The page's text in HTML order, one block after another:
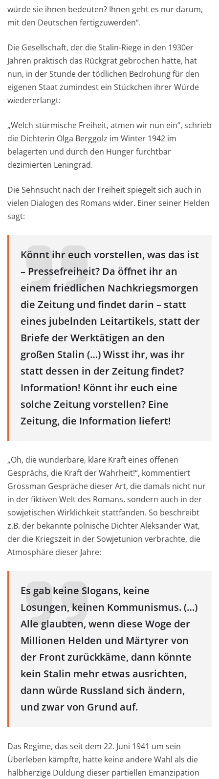
würde sie ihnen bedeuten? Ihnen geht es nur darum,
mit den Deutschen fertigzuwerden“.
Die Gesellschaft, der die Stalin-Riege in den 1930er
Jahren praktisch das Rückgrat gebrochen hatte, hat
nun, in der Stunde der tödlichen Bedrohung für den
eigenen Staat zumindest ein Stückchen ihrer Würde
wiedererlangt:
„Welch stürmische Freiheit, atmen wir nun ein“, schrieb
die Dichterin Olga Berggolz im Winter 1942 im
belagerten und durch den Hunger furchtbar
dezimierten Leningrad.
Die Sehnsucht nach der Freiheit spiegelt sich auch in
vielen Dialogen des Romans wider. Einer seiner Helden
sagt:
Könnt ihr euch vorstellen, was das ist
– Pressefreiheit? Da öffnet ihr an
einem friedlichen Nachkriegsmorgen
die Zeitung und findet darin – statt
eines jubelnden Leitartikels, statt der
Briefe der Werktätigen an den
großen Stalin (…) Wisst ihr, was ihr
statt dessen in der Zeitung findet?
Information! Könnt ihr euch eine
solche Zeitung vorstellen? Eine
Zeitung, die Information liefert!
„Oh, die wunderbare, klare Kraft eines offenen
Gesprächs, die Kraft der Wahrheit!“, kommentiert
Grossman Gespräche dieser Art, die damals nicht nur
in der fiktiven Welt des Romans, sondern auch in der
sowjetischen Wirklichkeit stattfanden. So beschreibt
z.B. der bekannte polnische Dichter Aleksander Wat,
der die Kriegszeit in der Sowjetunion verbrachte, die
Atmosphäre dieser Jahre:
Es gab keine Slogans, keine
Losungen, keinen Kommunismus. (…)
Alle glaubten, wenn diese Woge der
Millionen Helden und Märtyrer von
der Front zurückkäme, dann könnte
kein Stalin mehr etwas ausrichten,
dann würde Russland sich ändern,
und zwar von Grund auf.
Das Regime, das seit dem 22. Juni 1941 um sein
Überleben kämpfte, hatte keine andere Wahl als die
halbherzige Duldung dieser partiellen Emanzipation